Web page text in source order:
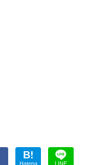
B!
Hatena LINE